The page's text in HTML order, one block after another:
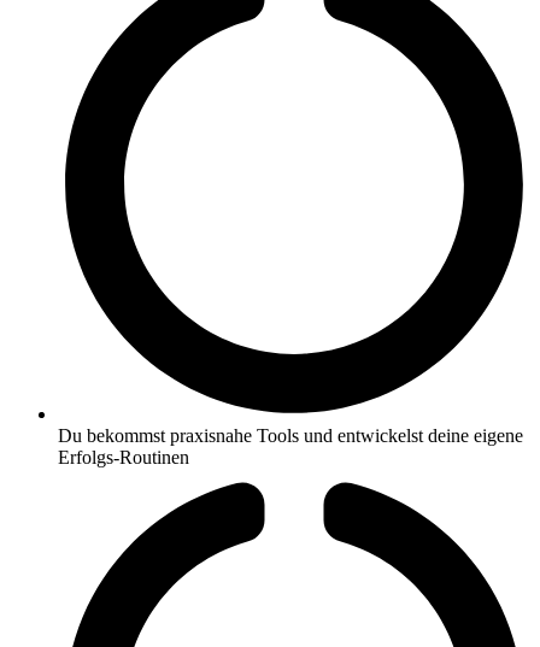
Du bekommst praxisnahe Tools und entwickelst deine eigene
Erfolgs-Routinen